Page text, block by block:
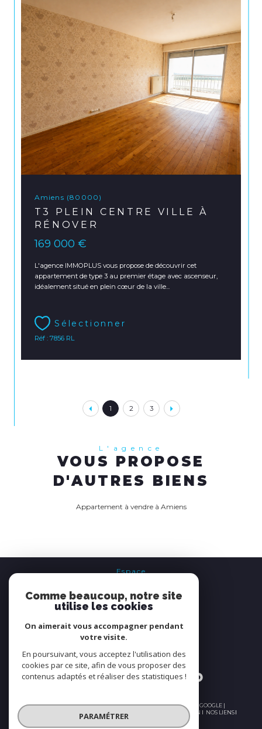
Amiens (80000)
T3 PLEIN CENTRE VILLE À
RÉNOVER
169 000 €
L'agence IMMOPLUS vous propose de découvrir cet
appartement de type 3 au premier étage avec ascenseur,
idéalement situé en plein cœur de la ville...
Sélectionner
Réf : 7856 RL
1 2 3
L'agence
VOUS PROPOSE
D'AUTRES BIENS
Appartement à vendre à Amiens
Espace
se connecter
Nous
ADHÉRONS
© 2026 | TOUS DROITS RÉSERVÉS | TRADUCTION POWERED BY GOOGLE |
NOS HONORAIRES MENTIONS LÉGALES ADMIN
NOS LIENS
POLITIQUE RGPD
Comme beaucoup, notre site
utilise les cookies
On aimerait vous accompagner pendant
votre visite.
En poursuivant, vous acceptez l'utilisation des
cookies par ce site, afin de vous proposer des
contenus adaptés et réaliser des statistiques !
PARAMÉTRER